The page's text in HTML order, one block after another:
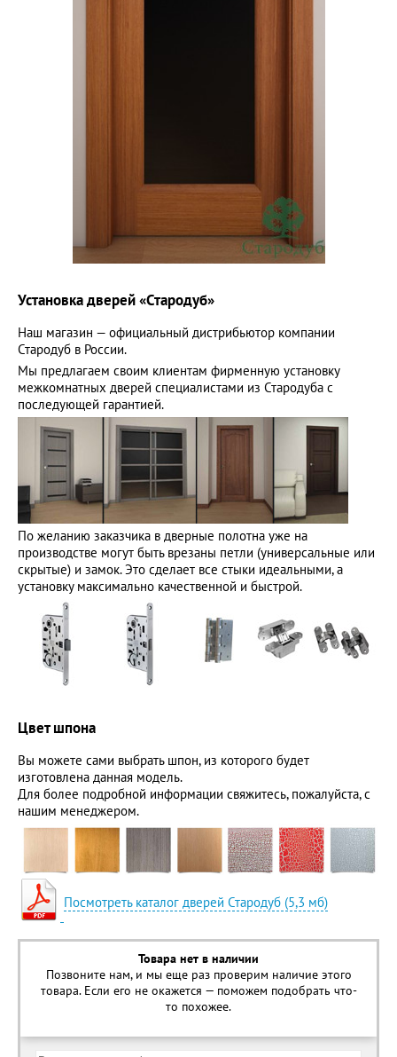
Установка дверей «Стародуб»
Наш магазин — официальный дистрибьютор компании
Стародуб в России.
Мы предлагаем своим клиентам фирменную установку
межкомнатных дверей специалистами из Стародуба с
последующей гарантией.
По желанию заказчика в дверные полотна уже на
производстве могут быть врезаны петли (универсальные или
скрытые) и замок. Это сделает все стыки идеальными, а
установку максимально качественной и быстрой.
Цвет шпона
Вы можете сами выбрать шпон, из которого будет
изготовлена данная модель.
Для более подробной информации свяжитесь, пожалуйста, с
нашим менеджером.
Посмотреть каталог дверей Стародуб (5,3 мб)
Товара нет в наличии
Позвоните нам, и мы еще раз проверим наличие этого
товара. Если его не окажется — поможем подобрать что-
то похожее.